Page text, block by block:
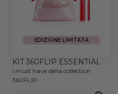
EDIZIONE LIMITATA
KIT 360FLIP ESSENTIAL
I must have della collection
360FLIP